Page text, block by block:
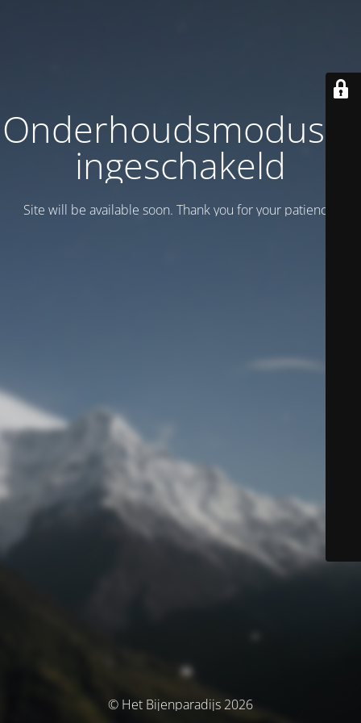
Onderhoudsmodus is
ingeschakeld
Site will be available soon. Thank you for your patience!
© Het Bijenparadijs 2026